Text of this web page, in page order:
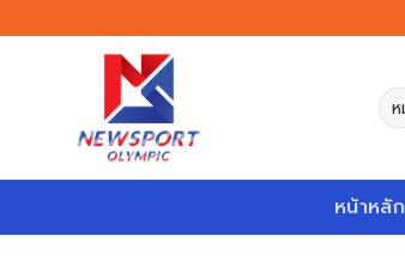
to
หน้าหลัก